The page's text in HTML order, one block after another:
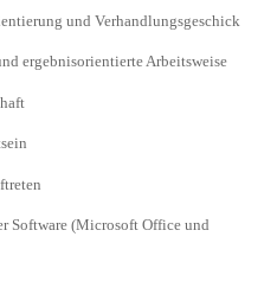
und Verhandlungsgeschick
ergebnisorientierte Arbeitsweise
(Microsoft Office und